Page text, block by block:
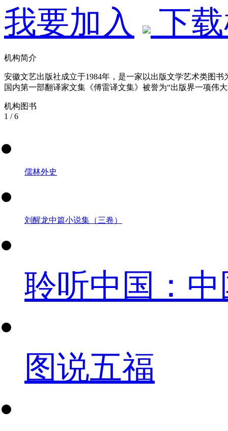
我要加入 下
机构简介
安徽文艺出版社成立于1984年，是一家以出版文学艺术类图
国内第一部翻译家文集《傅雷译文集》被誉为“出版界一项伟
机构图书
1 / 6
儒林外史
刘醒龙中篇小说集（三卷）
聆听中国：
图说五福